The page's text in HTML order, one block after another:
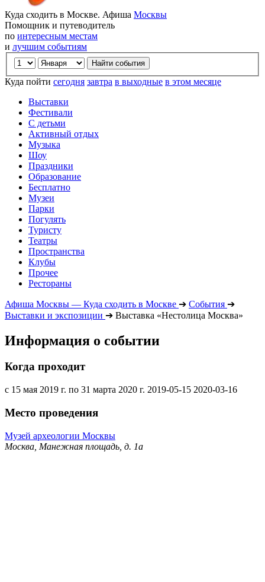
Куда сходить в Москве. Афиша Москвы
Помощник и путеводитель
по интересным местам
и лучшим событиям
Куда пойти сегодня завтра в выходные в этом месяце
Выставки
Фестивали
С детьми
Активный отдых
Музыка
Шоу
Праздники
Образование
Бесплатно
Музеи
Парки
Погулять
Туристу
Театры
Пространства
Клубы
Прочее
Рестораны
Афиша Москвы — Куда сходить в Москве ➔ События ➔
Выставки и экспозиции ➔ Выставка «Нестолица Москва»
Информация о событии
Когда проходит
с 15 мая 2019 г. по 31 марта 2020 г. 2019-05-15 2020-03-16
Место проведения
Музей археологии Москвы
Москва, Манежная площадь, д. 1а